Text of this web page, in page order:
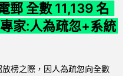
郵 全數 11,139 名
家:人為疏忽+系統
榜之際，因人為疏忽向全數